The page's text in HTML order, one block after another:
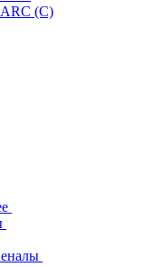
(С)